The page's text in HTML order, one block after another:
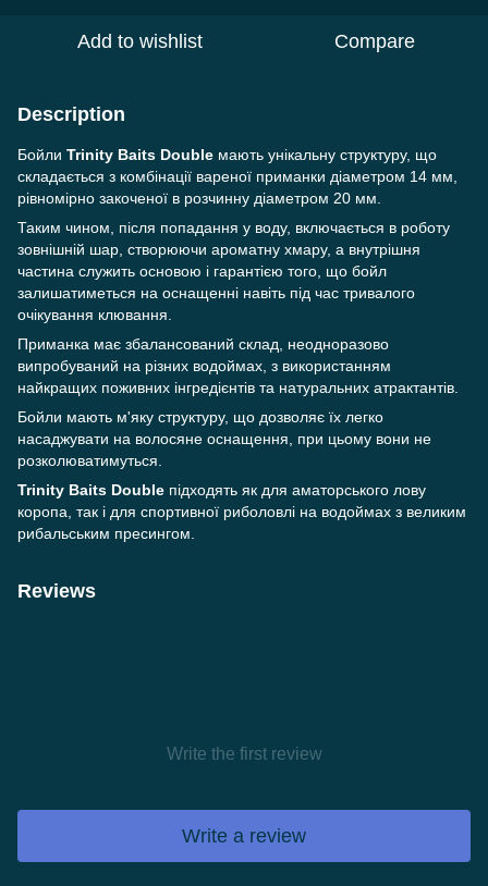
Add to wishlist Compare
Description
Бойли Trinity Baits Double мають унікальну структуру, що
складається з комбінації вареної приманки діаметром 14 мм,
рівномірно закоченої в розчинну діаметром 20 мм.
Таким чином, після попадання у воду, включається в роботу
зовнішній шар, створюючи ароматну хмару, а внутрішня
частина служить основою і гарантією того, що бойл
залишатиметься на оснащенні навіть під час тривалого
очікування клювання.
Приманка має збалансований склад, неодноразово
випробуваний на різних водоймах, з використанням
найкращих поживних інгредієнтів та натуральних атрактантів.
Бойли мають м'яку структуру, що дозволяє їх легко
насаджувати на волосяне оснащення, при цьому вони не
розколюватимуться.
Trinity Baits Double підходять як для аматорського лову
коропа, так і для спортивної риболовлі на водоймах з великим
рибальським пресингом.
Reviews
Write the first review
Write a review